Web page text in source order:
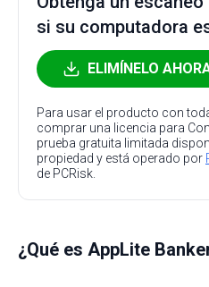
si su computadora
ELIMÍNELO
Para usar el producto con
comprar una licencia para
prueba gratuita limitada
propiedad y está operado por
de PCRisk.
¿Qué es AppLite